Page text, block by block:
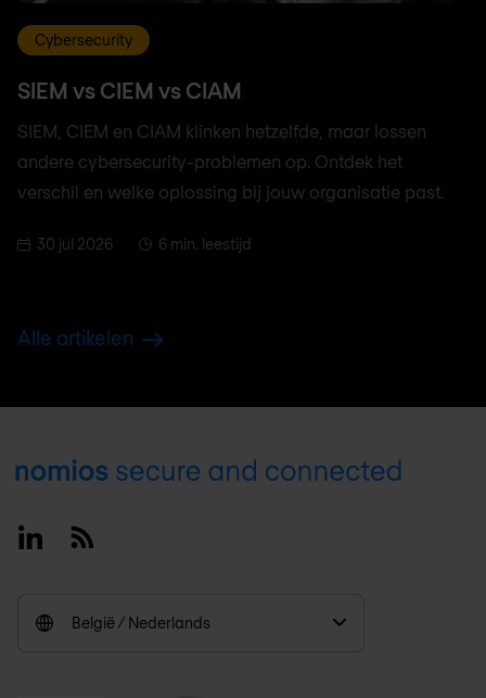
Cybersecurity
SIEM vs CIEM vs CIAM
SIEM, CIEM en CIAM klinken hetzelfde, maar lossen
andere cybersecurity-problemen op. Ontdek het
verschil en welke oplossing bij jouw organisatie past.
30 jul 2026 6 min. leestijd
Alle artikelen
Footer
LinkedinRSS
België / Nederlands